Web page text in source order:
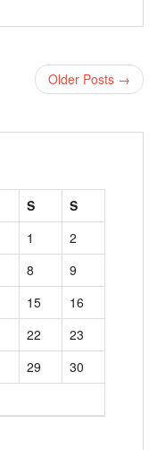
Older Posts →
S
S
1
2
8
9
15
16
22
23
29
30